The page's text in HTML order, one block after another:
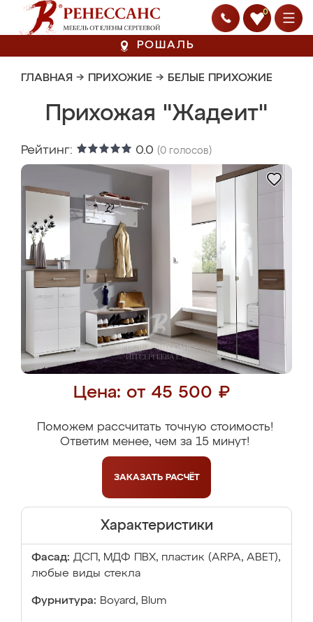
0
РОШАЛЬ
ГЛАВНАЯ → ПРИХОЖИЕ → БЕЛЫЕ ПРИХОЖИЕ
Прихожая "Жадеит"
Рейтинг: 0.0 (0 голосов)
Цена: от 45 500 ₽
Поможем рассчитать точную стоимость!
Ответим менее, чем за 15 минут!
ЗАКАЗАТЬ РАСЧЁТ
Характеристики
Фасад: ДСП, МДФ ПВХ, пластик (ARPA, ABET),
любые виды стекла
Фурнитура: Boyard, Blum